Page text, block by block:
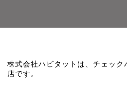
株式会社ハビタットは、チェック
店です。